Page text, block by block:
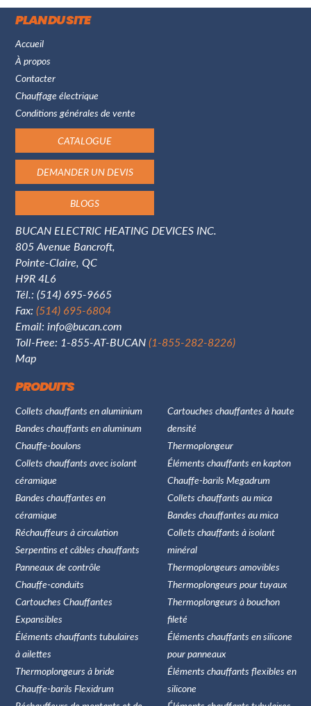
PLAN DU SITE
Accueil
À propos
Contacter
Chauffage électrique
Conditions générales de vente
CATALOGUE
DEMANDER UN DEVIS
BLOGS
BUCAN ELECTRIC HEATING DEVICES INC.
805 Avenue Bancroft,
Pointe-Claire, QC
H9R 4L6
Tél.:(514) 695-9665
Fax:(514) 695-6804
Email:info@bucan.com
Toll-Free: 1-855-AT-BUCAN(1-855-282-8226)
Map
PRODUITS
Collets chauffants en aluminium
Bandes chauffants en aluminum
Chauffe-boulons
Collets chauffants avec isolant
céramique
Bandes chauffantes en
céramique
Réchauffeurs à circulation
Serpentins et câbles chauffants
Panneaux de contrôle
Chauffe-conduits
Cartouches Chauffantes
Expansibles
Éléments chauffants tubulaires
à ailettes
Thermoplongeurs à bride
Chauffe-barils Flexidrum
Cartouches chauffantes à haute
densité
Thermoplongeur
Éléments chauffants en kapton
Chauffe-barils Megadrum
Collets chauffants au mica
Bandes chauffantes au mica
Collets chauffants à isolant
minéral
Thermoplongeurs amovibles
Thermoplongeurs pour tuyaux
Thermoplongeurs à bouchon
fileté
Éléments chauffants en silicone
pour panneaux
Éléments chauffants flexibles en
silicone